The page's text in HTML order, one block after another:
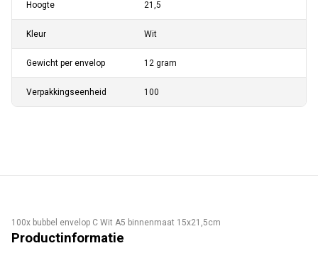
Hoogte 21,5
Kleur Wit
Gewicht per envelop 12 gram
Verpakkingseenheid 100
100x bubbel envelop C Wit A5 binnenmaat 15x21,5cm
Productinformatie